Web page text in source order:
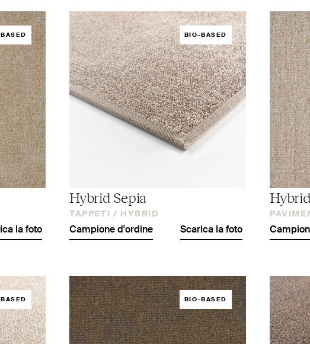
la foto
BIO-BASED
Hybrid Sepia
TAPPETI / HYBRID
Campione d'ordine Scarica la foto
BIO-BASED